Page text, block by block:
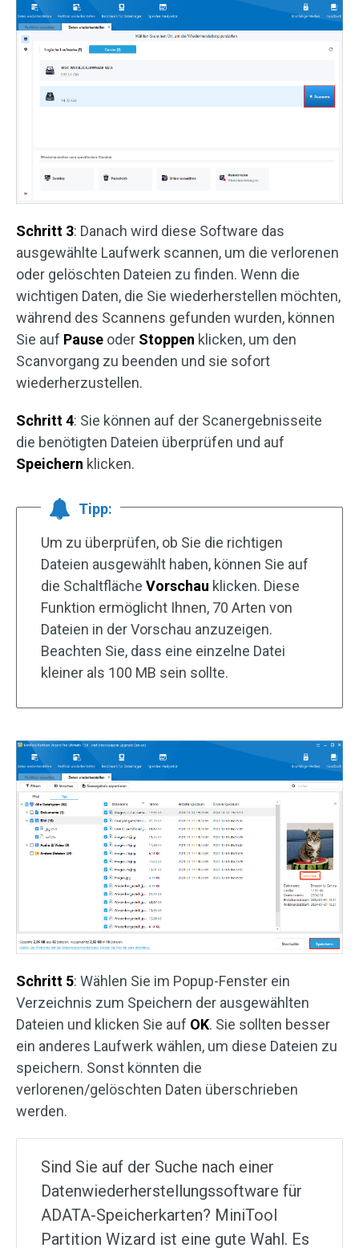
Schritt 3: Danach wird diese Software das
ausgewählte Laufwerk scannen, um die verlorenen
oder gelöschten Dateien zu finden. Wenn die
wichtigen Daten, die Sie wiederherstellen möchten,
während des Scannens gefunden wurden, können
Sie auf Pause oder Stoppen klicken, um den
Scanvorgang zu beenden und sie sofort
wiederherzustellen.
Schritt 4: Sie können auf der Scanergebnisseite
die benötigten Dateien überprüfen und auf
Speichern klicken.
Tipp:
Um zu überprüfen, ob Sie die richtigen
Dateien ausgewählt haben, können Sie auf
die Schaltfläche Vorschau klicken. Diese
Funktion ermöglicht Ihnen, 70 Arten von
Dateien in der Vorschau anzuzeigen.
Beachten Sie, dass eine einzelne Datei
kleiner als 100 MB sein sollte.
Schritt 5: Wählen Sie im Popup-Fenster ein
Verzeichnis zum Speichern der ausgewählten
Dateien und klicken Sie auf OK. Sie sollten besser
ein anderes Laufwerk wählen, um diese Dateien zu
speichern. Sonst könnten die
verlorenen/gelöschten Daten überschrieben
werden.
Sind Sie auf der Suche nach einer
Datenwiederherstellungssoftware für
ADATA-Speicherkarten? MiniTool
Partition Wizard ist eine gute Wahl. Es